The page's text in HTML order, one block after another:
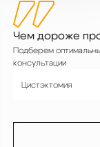
Чем дороже
Подберем
консультации
Цистэктомия